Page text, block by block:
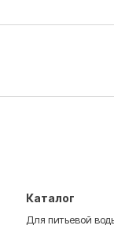
Каталог
Для питьевой